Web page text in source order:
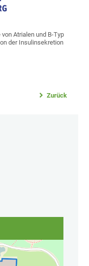
von Atrialen und B-Typ
der Insulinsekretion
Zurück